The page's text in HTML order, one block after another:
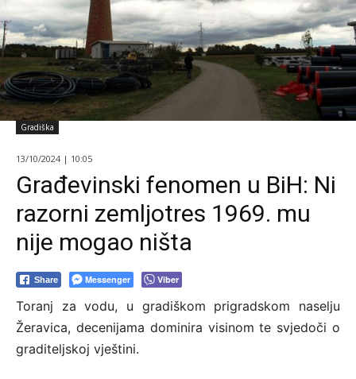
Gradiška
13/10/2024 | 10:05
Građevinski fenomen u BiH: Ni
razorni zemljotres 1969. mu
nije mogao ništa
Share Messenger Viber
Toranj za vodu, u gradiškom prigradskom naselju
Žeravica, decenijama dominira visinom te svjedoči o
graditeljskoj vještini.